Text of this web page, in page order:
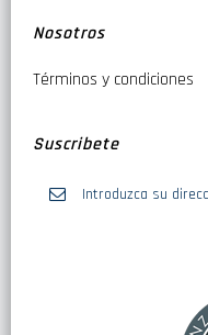
Nosotros
Términos y condiciones
Suscribete